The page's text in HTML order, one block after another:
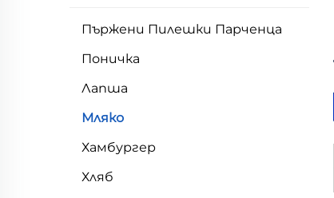
Пържени Пилешки Парченца
Поничка
Лапша
Мляко
Хамбургер
Хляб